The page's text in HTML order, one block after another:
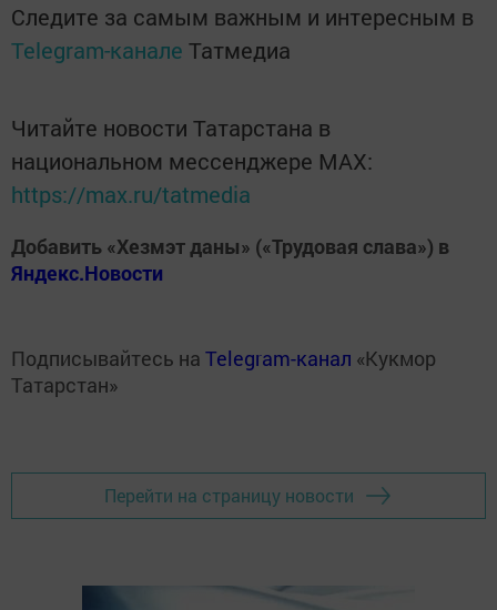
Следите за самым важным и интересным в
Telegram-канале Татмедиа
Читайте новости Татарстана в
национальном мессенджере MАХ:
https://max.ru/tatmedia
Добавить «Хезмэт даны» («Трудовая слава») в
Яндекс.Новости
Подписывайтесь на Telegram-канал «Кукмор
Татарстан»
Перейти на страницу новости